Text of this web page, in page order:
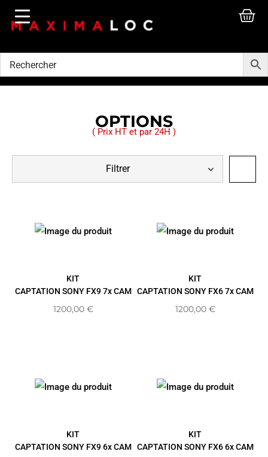
OPTIONS
( Prix HT et par 24H )
Filtrer
KIT
CAPTATION SONY FX9 7x CAM
1200,00 €
KIT
CAPTATION SONY FX6 7x CAM
1200,00 €
KIT
CAPTATION SONY FX9 6x CAM
KIT
CAPTATION SONY FX6 6x CAM